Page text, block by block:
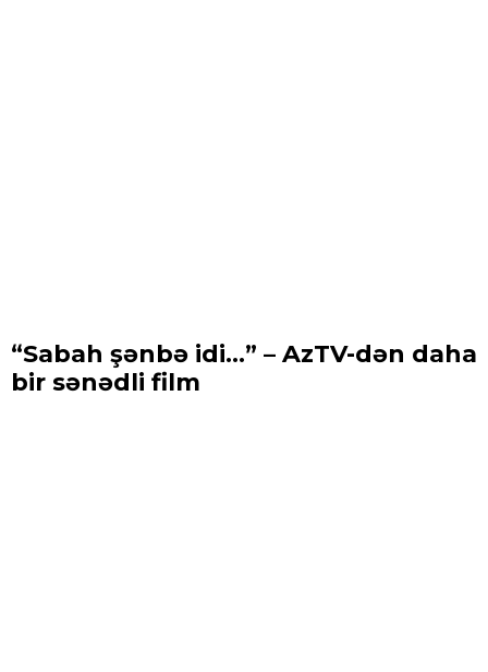
“Sabah şənbə idi...” – AzTV-dən daha
bir sənədli film